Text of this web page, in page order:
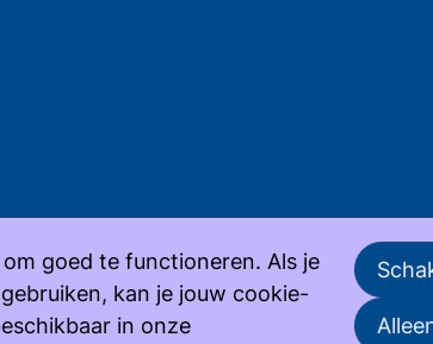
goed te functioneren. Als je
kan je jouw cookie-
in onze